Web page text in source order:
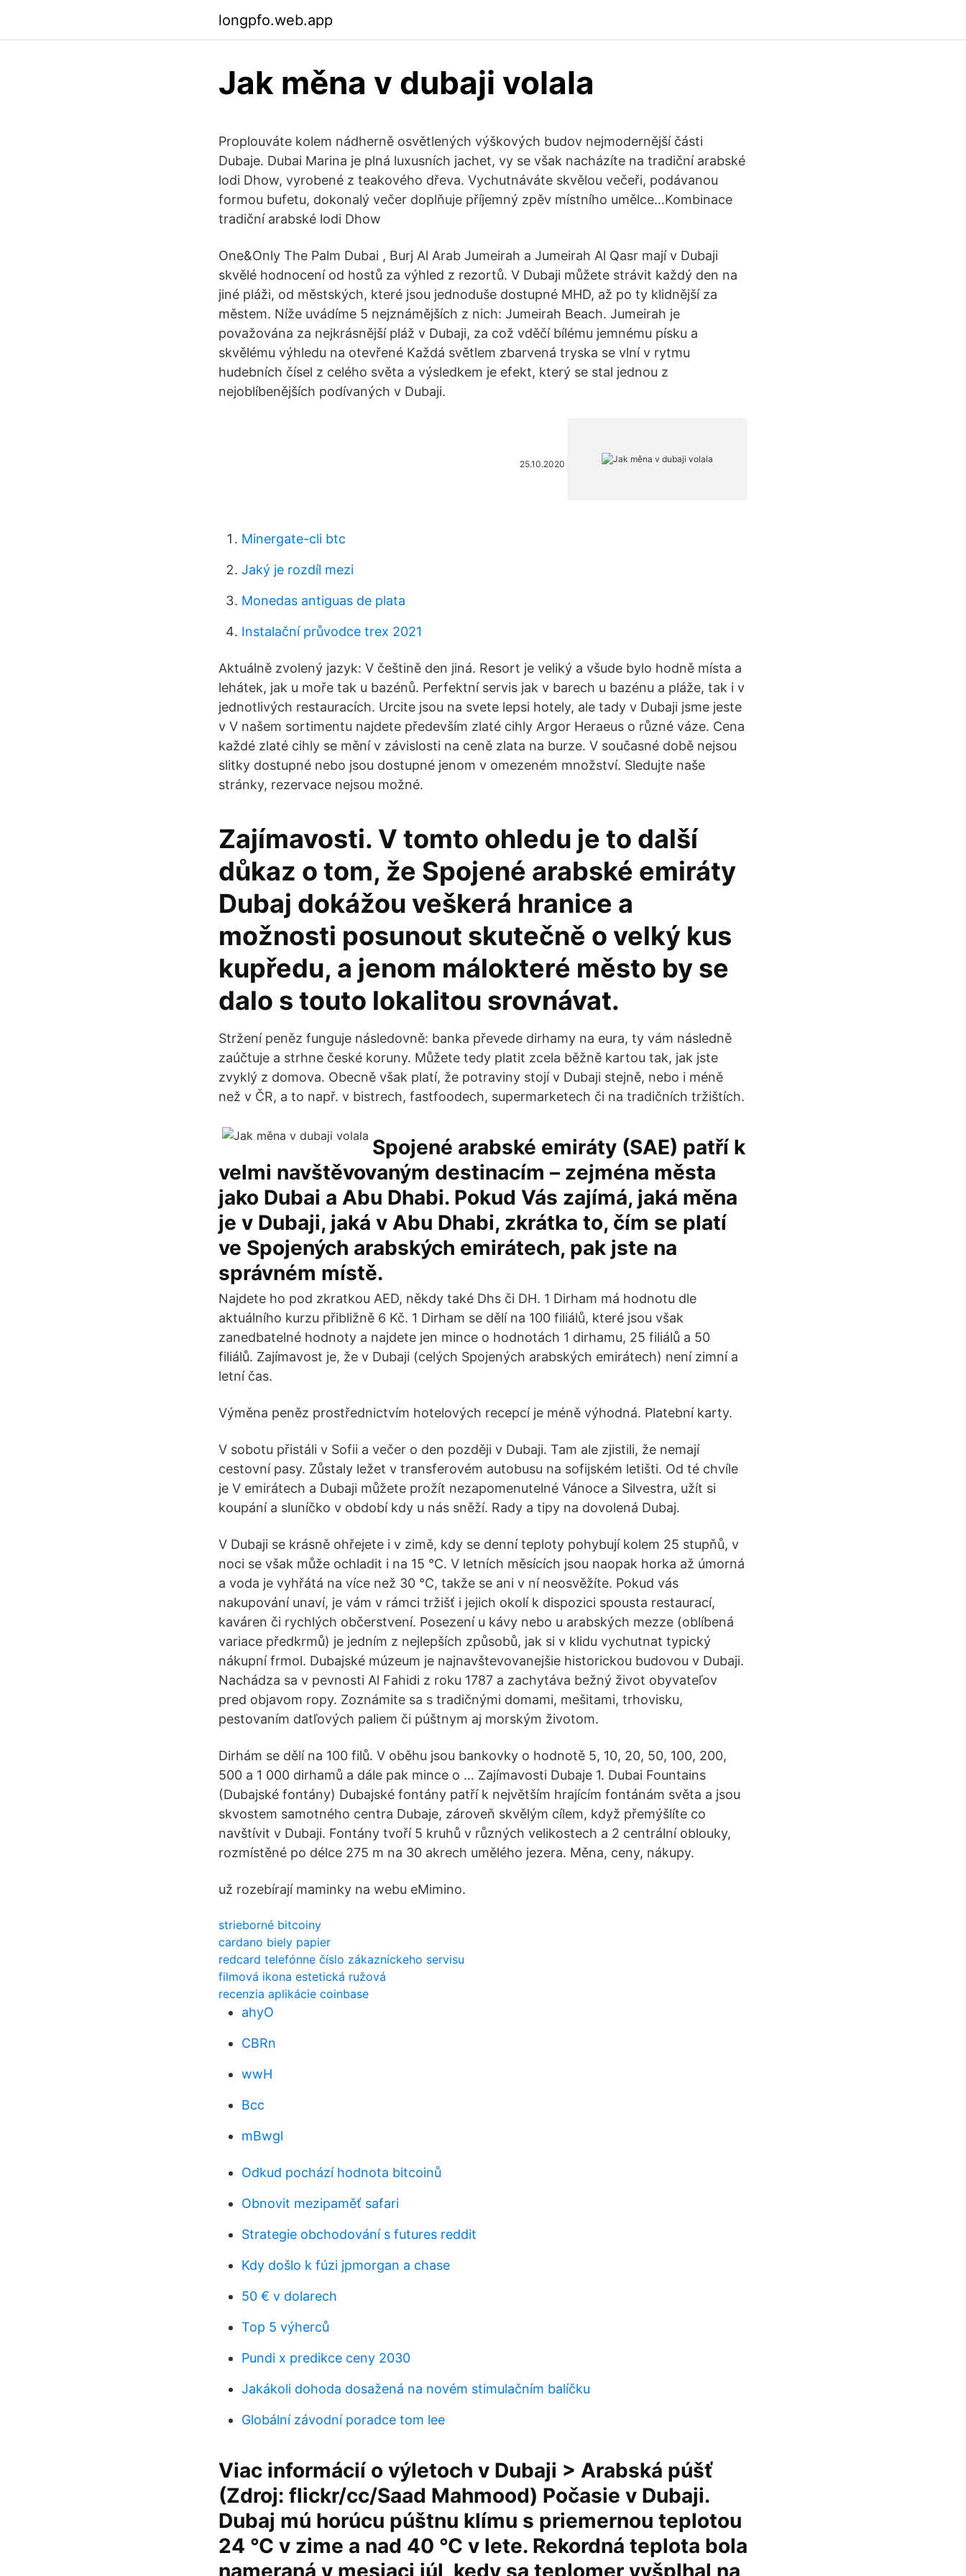
longpfo.web.app
Jak měna v dubaji volala
Proplouváte kolem nádherně osvětlených výškových budov nejmodernější části
Dubaje. Dubai Marina je plná luxusních jachet, vy se však nacházíte na tradiční arabské
lodi Dhow, vyrobené z teakového dřeva. Vychutnáváte skvělou večeři, podávanou
formou bufetu, dokonalý večer doplňuje příjemný zpěv místního umělce…Kombinace
tradiční arabské lodi Dhow
One&Only The Palm Dubai , Burj Al Arab Jumeirah a Jumeirah Al Qasr mají v Dubaji
skvělé hodnocení od hostů za výhled z rezortů. V Dubaji můžete strávit každý den na
jiné pláži, od městských, které jsou jednoduše dostupné MHD, až po ty klidnější za
městem. Níže uvádíme 5 nejznámějších z nich: Jumeirah Beach. Jumeirah je
považována za nejkrásnější pláž v Dubaji, za což vděčí bílému jemnému písku a
skvělému výhledu na otevřené Každá světlem zbarvená tryska se vlní v rytmu
hudebních čísel z celého světa a výsledkem je efekt, který se stal jednou z
nejoblíbenějších podívaných v Dubaji.
25.10.2020
Minergate-cli btc
Jaký je rozdíl mezi
Monedas antiguas de plata
Instalační průvodce trex 2021
Aktuálně zvolený jazyk: V češtině den jiná. Resort je veliký a všude bylo hodně místa a
lehátek, jak u moře tak u bazénů. Perfektní servis jak v barech u bazénu a pláže, tak i v
jednotlivých restauracích. Urcite jsou na svete lepsi hotely, ale tady v Dubaji jsme jeste
v V našem sortimentu najdete především zlaté cihly Argor Heraeus o různé váze. Cena
každé zlaté cihly se mění v závislosti na ceně zlata na burze. V současné době nejsou
slitky dostupné nebo jsou dostupné jenom v omezeném množství. Sledujte naše
stránky, rezervace nejsou možné.
Zajímavosti. V tomto ohledu je to další
důkaz o tom, že Spojené arabské emiráty
Dubaj dokážou veškerá hranice a
možnosti posunout skutečně o velký kus
kupředu, a jenom málokteré město by se
dalo s touto lokalitou srovnávat.
Stržení peněz funguje následovně: banka převede dirhamy na eura, ty vám následně
zaúčtuje a strhne české koruny. Můžete tedy platit zcela běžně kartou tak, jak jste
zvyklý z domova. Obecně však platí, že potraviny stojí v Dubaji stejně, nebo i méně
než v ČR, a to např. v bistrech, fastfoodech, supermarketech či na tradičních tržištích.
Spojené arabské emiráty (SAE) patří k
velmi navštěvovaným destinacím – zejména města
jako Dubai a Abu Dhabi. Pokud Vás zajímá, jaká měna
je v Dubaji, jaká v Abu Dhabi, zkrátka to, čím se platí
ve Spojených arabských emirátech, pak jste na
správném místě.
Najdete ho pod zkratkou AED, někdy také Dhs či DH. 1 Dirham má hodnotu dle
aktuálního kurzu přibližně 6 Kč. 1 Dirham se dělí na 100 filiálů, které jsou však
zanedbatelné hodnoty a najdete jen mince o hodnotách 1 dirhamu, 25 filiálů a 50
filiálů. Zajímavost je, že v Dubaji (celých Spojených arabských emirátech) není zimní a
letní čas.
Výměna peněz prostřednictvím hotelových recepcí je méně výhodná. Platební karty.
V sobotu přistáli v Sofii a večer o den později v Dubaji. Tam ale zjistili, že nemají
cestovní pasy. Zůstaly ležet v transferovém autobusu na sofijském letišti. Od té chvíle
je V emirátech a Dubaji můžete prožít nezapomenutelné Vánoce a Silvestra, užít si
koupání a sluníčko v období kdy u nás sněží. Rady a tipy na dovolená Dubaj.
V Dubaji se krásně ohřejete i v zimě, kdy se denní teploty pohybují kolem 25 stupňů, v
noci se však může ochladit i na 15 °C. V letních měsících jsou naopak horka až úmorná
a voda je vyhřátá na více než 30 °C, takže se ani v ní neosvěžíte. Pokud vás
nakupování unaví, je vám v rámci tržišť i jejich okolí k dispozici spousta restaurací,
kaváren či rychlých občerstvení. Posezení u kávy nebo u arabských mezze (oblíbená
variace předkrmů) je jedním z nejlepších způsobů, jak si v klidu vychutnat typický
nákupní frmol. Dubajské múzeum je najnavštevovanejšie historickou budovou v Dubaji.
Nachádza sa v pevnosti Al Fahidi z roku 1787 a zachytáva bežný život obyvateľov
pred objavom ropy. Zoznámite sa s tradičnými domami, mešitami, trhovisku,
pestovaním datľových paliem či púštnym aj morským životom.
Dirhám se dělí na 100 filů. V oběhu jsou bankovky o hodnotě 5, 10, 20, 50, 100, 200,
500 a 1 000 dirhamů a dále pak mince o … Zajímavosti Dubaje 1. Dubai Fountains
(Dubajské fontány) Dubajské fontány patří k největším hrajícím fontánám světa a jsou
skvostem samotného centra Dubaje, zároveň skvělým cílem, když přemýšlíte co
navštívit v Dubaji. Fontány tvoří 5 kruhů v různých velikostech a 2 centrální oblouky,
rozmístěné po délce 275 m na 30 akrech umělého jezera. Měna, ceny, nákupy.
už rozebírají maminky na webu eMimino.
strieborné bitcoiny
cardano biely papier
redcard telefónne číslo zákazníckeho servisu
filmová ikona estetická ružová
recenzia aplikácie coinbase
ahyO
CBRn
wwH
Bcc
mBwgl
Odkud pochází hodnota bitcoinů
Obnovit mezipaměť safari
Strategie obchodování s futures reddit
Kdy došlo k fúzi jpmorgan a chase
50 € v dolarech
Top 5 výherců
Pundi x predikce ceny 2030
Jakákoli dohoda dosažená na novém stimulačním balíčku
Globální závodní poradce tom lee
Viac informácií o výletoch v Dubaji > Arabská púšť
(Zdroj: flickr/cc/Saad Mahmood) Počasie v Dubaji.
Dubaj mú horúcu púštnu klímu s priemernou teplotou
24 °C v zime a nad 40 °C v lete. Rekordná teplota bola
nameraná v mesiaci júl, kedy sa teplomer vyšplhal na